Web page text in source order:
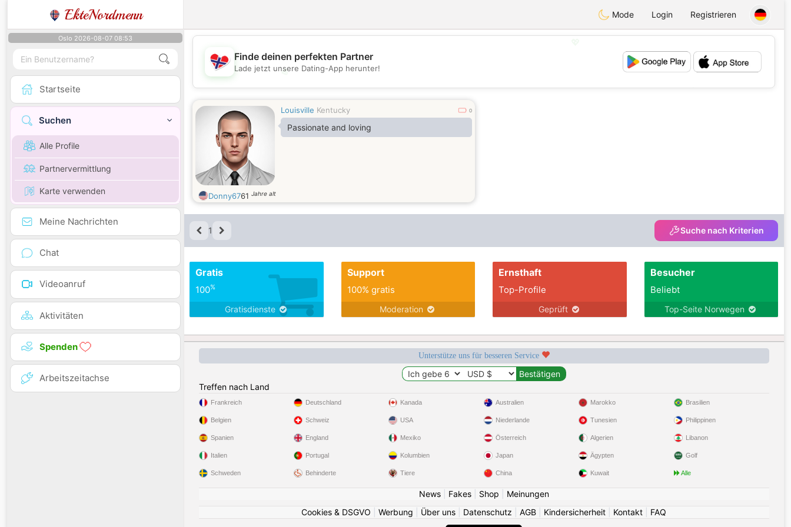
EkteNordmenn Mode Login Registrieren
Oslo 2026-08-07 08:53
Startseite
Suchen
Alle Profile
Partnervermittlung
Karte verwenden
Meine Nachrichten
Chat
Videoanruf
Aktivitäten
Spenden
Arbeitszeitachse
💖
💕
Finde deinen perfekten Partner
Lade jetzt unsere Dating-App herunter!
Louisville Kentucky 0
Passionate and loving
Donny6761 Jahre alt
1 Suche nach Kriterien
Gratis
100%
Gratisdienste
Support
100% gratis
Moderation
Ernsthaft
Top-Profile
Geprüft
Besucher
Beliebt
Top-Seite Norwegen
Unterstütze uns für besseren Service
Treffen nach Land
Frankreich
Belgien
Spanien
Italien
Schweden
Deutschland
Schweiz
England
Portugal
Behinderte
Kanada
USA
Mexiko
Kolumbien
Tiere
Australien
Niederlande
Österreich
Japan
China
Marokko
Tunesien
Algerien
Ägypten
Kuwait
Brasilien
Philippinen
Libanon
Golf
Alle
News| Fakes| Shop
Meinungen
Cookies & DSGVO
Werbung Über uns Datenschutz AGB Kindersicherheit Kontakt FAQ